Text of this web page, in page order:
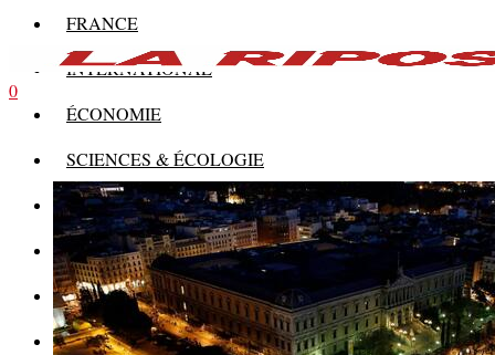
FRANCE
INTERNATIONAL
ÉCONOMIE
SCIENCES & ÉCOLOGIE
HISTOIRE
THÉORIE
CULTURE
MULTIMÉDIAS
0